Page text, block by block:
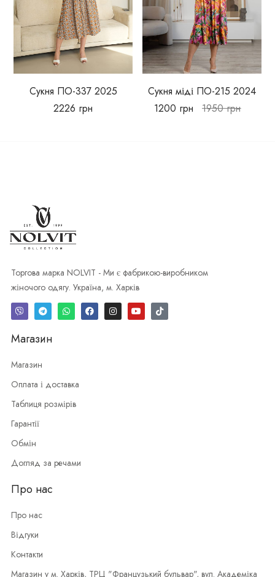
Сукня ПО-337 2025
2226 грн
Сукня міді ПО-215 2024
1200 грн 1950грн
Торгова марка NOLVIT - Ми є фабрикою-виробником
жіночого одягу. Україна, м. Харків
Магазин
Магазин
Оплата і доставка
Таблиця розмірів
Гарантії
Обмін
Догляд за речами
Про нас
Про нас
Відгуки
Контакти
Магазин у м. Харків, ТРЦ "Французький бульвар", вул. Академіка